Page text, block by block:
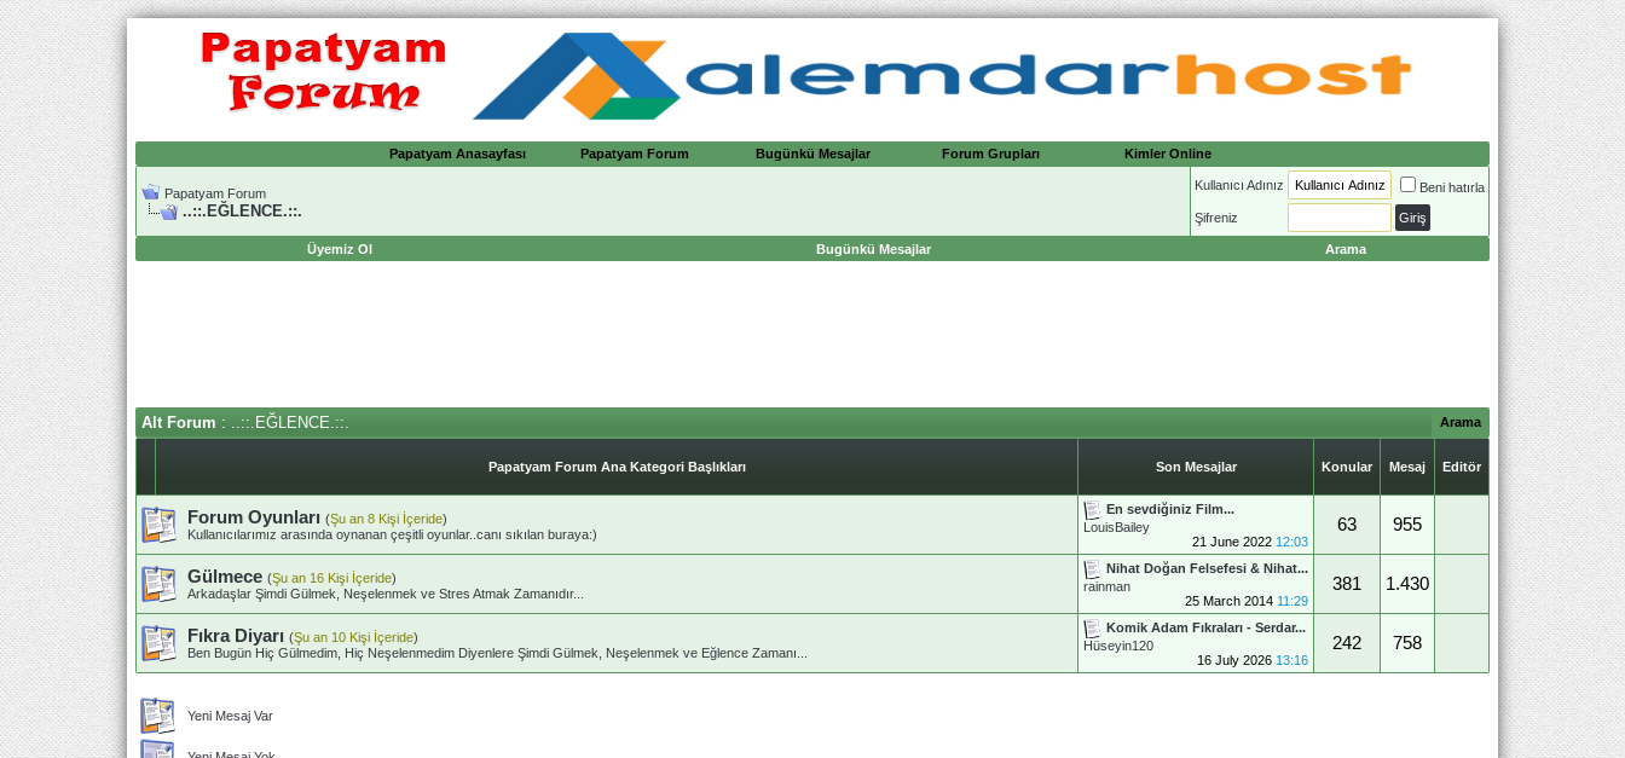
Papatyam Anasayfası Papatyam Forum Bugünkü Mesajlar Forum Grupları Kimler Online
Papatyam Forum
..::.EĞLENCE.::.
Kullanıcı Adınız Beni hatırla
Şifreniz
Üyemiz Ol Bugünkü Mesajlar Arama
Alt Forum : ..::.EĞLENCE.::. Arama
Papatyam Forum Ana Kategori Başlıkları Son Mesajlar Konular Mesaj Editör
Forum Oyunları (Şu an 8 Kişi İçeride)
Kullanıcılarımız arasında oynanan çeşitli oyunlar..canı sıkılan buraya:)
En sevdiğiniz Film...
LouisBailey
21 June 2022 12:03
63 955
Gülmece (Şu an 16 Kişi İçeride)
Arkadaşlar Şimdi Gülmek, Neşelenmek ve Stres Atmak Zamanıdır...
Nihat Doğan Felsefesi & Nihat...
rainman
25 March 2014 11:29
381 1.430
Fıkra Diyarı (Şu an 10 Kişi İçeride)
Ben Bugün Hiç Gülmedim, Hiç Neşelenmedim Diyenlere Şimdi Gülmek, Neşelenmek ve Eğlence Zamanı...
Komik Adam Fıkraları - Serdar...
Hüseyin120
16 July 2026 13:16
242 758
Yeni Mesaj Var